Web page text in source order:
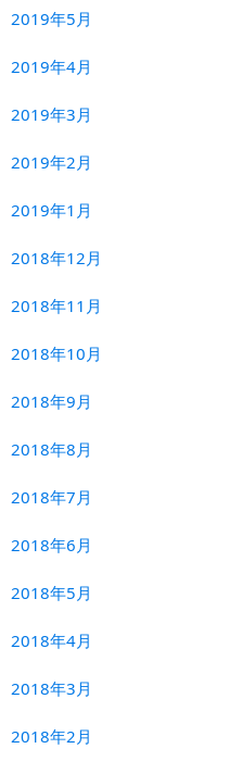
2019年5月
2019年4月
2019年3月
2019年2月
2019年1月
2018年12月
2018年11月
2018年10月
2018年9月
2018年8月
2018年7月
2018年6月
2018年5月
2018年4月
2018年3月
2018年2月